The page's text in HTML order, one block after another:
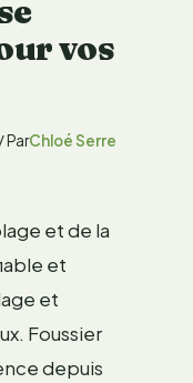
vos
ParChloé Serre
et de la
et
et
Foussier
depuis